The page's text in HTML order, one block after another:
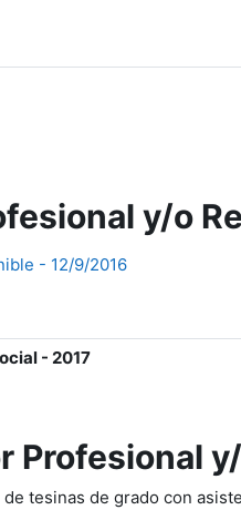
y/o
- 12/9/2016
- 2017
tesinas de grado con